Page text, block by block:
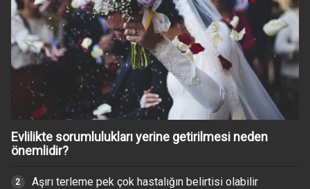
Evlilikte sorumlulukları yerine getirilmesi neden
önemlidir?
Aşırı terleme pek çok hastalığın belirtisi olabilir